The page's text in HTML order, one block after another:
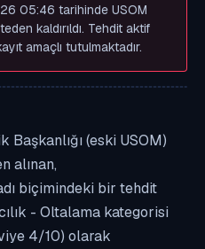
05:46 tarihinde USOM
kaldırıldı. Tehdit aktif
amaçlı tutulmaktadır.
Başkanlığı (eski USOM)
alınan,
biçimindeki bir tehdit
- Oltalama kategorisi
4/10) olarak